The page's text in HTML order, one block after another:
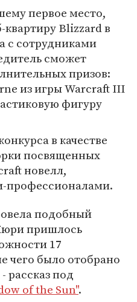
первое место,
квартиру Blizzard в
с сотрудниками
сможет
призов:
из игры Warcraft III
фигуру
в качестве
посвященных
новелл,
профессионалами.
подобный
пришлось
17
чего было отобрано
рассказ под
of the Sun".